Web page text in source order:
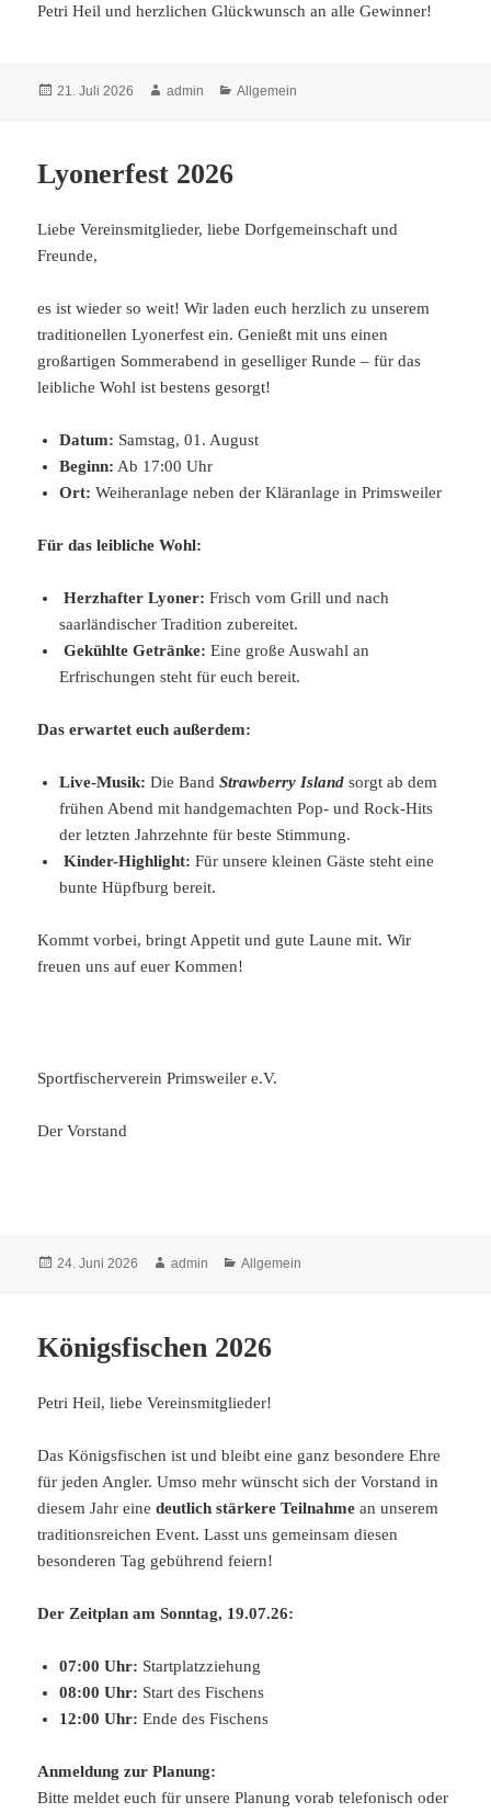
Petri Heil und herzlichen Glückwunsch an alle Gewinner!
Veröffentlicht
21. Juli 2026 Autor
admin Kategorien
Allgemein
Lyonerfest 2026
Liebe Vereinsmitglieder, liebe Dorfgemeinschaft und
Freunde,
es ist wieder so weit! Wir laden euch herzlich zu unserem
traditionellen Lyonerfest ein. Genießt mit uns einen
großartigen Sommerabend in geselliger Runde – für das
leibliche Wohl ist bestens gesorgt!
Datum: Samstag, 01. August
Beginn: Ab 17:00 Uhr
Ort: Weiheranlage neben der Kläranlage in Primsweiler
Für das leibliche Wohl:
Herzhafter Lyoner: Frisch vom Grill und nach
saarländischer Tradition zubereitet.
Gekühlte Getränke: Eine große Auswahl an
Erfrischungen steht für euch bereit.
Das erwartet euch außerdem:
Live-Musik: Die BandStrawberry Island sorgt ab dem
frühen Abend mit handgemachten Pop- und Rock-Hits
der letzten Jahrzehnte für beste Stimmung.
Kinder-Highlight: Für unsere kleinen Gäste steht eine
bunte Hüpfburg bereit.
Kommt vorbei, bringt Appetit und gute Laune mit. Wir
freuen uns auf euer Kommen!
Sportfischerverein Primsweiler e.V.
Der Vorstand
Veröffentlicht
24. Juni 2026 Autor
admin Kategorien
Allgemein
Königsfischen 2026
Petri Heil, liebe Vereinsmitglieder!
Das Königsfischen ist und bleibt eine ganz besondere Ehre
für jeden Angler. Umso mehr wünscht sich der Vorstand in
diesem Jahr einedeutlich stärkere Teilnahme an unserem
traditionsreichen Event. Lasst uns gemeinsam diesen
besonderen Tag gebührend feiern!
Der Zeitplan am Sonntag, 19.07.26:
07:00 Uhr: Startplatzziehung
08:00 Uhr: Start des Fischens
12:00 Uhr: Ende des Fischens
Anmeldung zur Planung:
Bitte meldet euch für unsere Planung vorab telefonisch oder